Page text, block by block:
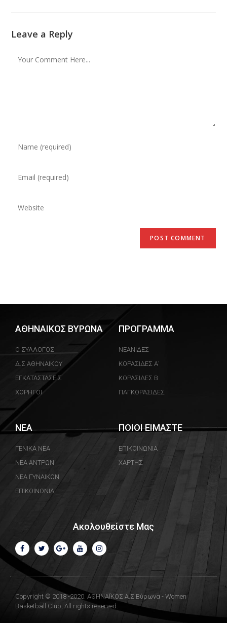
Leave a Reply
ΑΘΗΝΑΙΚΟΣ ΒΥΡΩΝΑ
Ο ΣΥΛΛΟΓΟΣ
Δ.Σ ΑΘΗΝΑΙΚΟΥ
ΕΓΚΑΤΑΣΤΑΣΕΙΣ
ΧΟΡΗΓΟΙ
ΠΡΟΓΡΑΜΜΑ
ΝΕΑΝΙΔΕΣ
ΚΟΡΑΣΙΔΕΣ Α'
ΚΟΡΑΣΙΔΕΣ Β
ΠΑΓΚΟΡΑΣΙΔΕΣ
ΝΕΑ
ΓΕΝΙΚΑ ΝΕΑ
ΝΕΑ ΑΝΤΡΩΝ
ΝΕΑ ΓΥΝΑΙΚΩΝ
ΕΠΙΚΟΙΝΩΝΙΑ
ΠΟΙΟΙ ΕΙΜΑΣΤΕ
ΕΠΙΚΟΙΝΩΝΙΑ
ΧΑΡΤΗΣ
Ακολουθείστε Μας
Copyright © 2018 -2020. ΑΘΗΝΑΪΚΟΣ Α.Σ.Βύρωνα - Women
Basketball Club, All rights reserved.